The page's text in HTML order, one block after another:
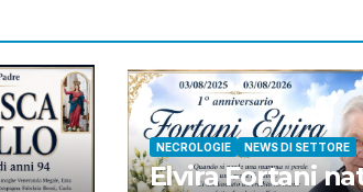
NECROLOGIE NEWS DI SETTORE
Elvira Fortani